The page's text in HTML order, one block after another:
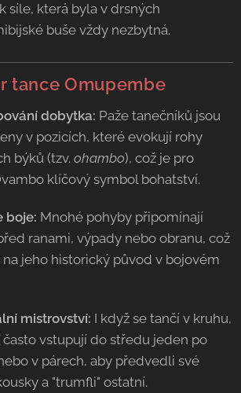
síle, která byla v drsných
buše vždy nezbytná.
tance Omupembe
dobytka: Paže tanečníků jsou
v pozicích, které evokují rohy
býků (tzv. ohambo), což je pro
klíčový symbol bohatství.
boje: Mnohé pohyby připomínají
ranami, výpady nebo obranu, což
jeho historický původ v bojovém
mistrovství: I když se tančí v kruhu,
vstupují do středu jeden po
v párech, aby předvedli své
a "trumfli" ostatní.